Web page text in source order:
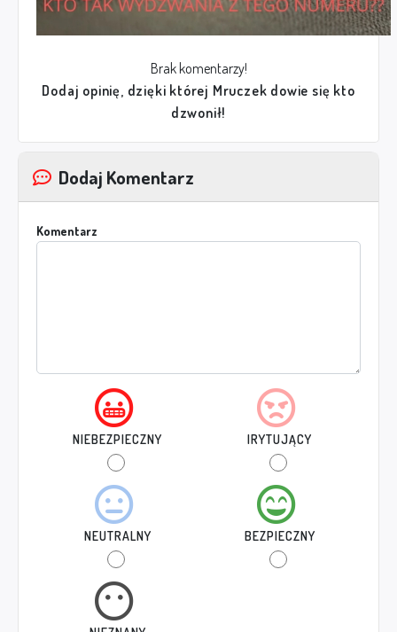
Brak komentarzy!
Dodaj opinię, dzięki której Mruczek dowie się kto
dzwonił!
Dodaj Komentarz
Komentarz
NIEBEZPIECZNY IRYTUJĄCY
NEUTRALNY BEZPIECZNY